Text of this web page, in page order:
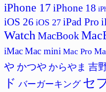
iPhone 17 iPhone 18
iOS 26 iOS 27 iPad Pro
Watch MacBook
iMacMac mini Mac Pro
や かつや からやま 吉
ド バーガーキング セ